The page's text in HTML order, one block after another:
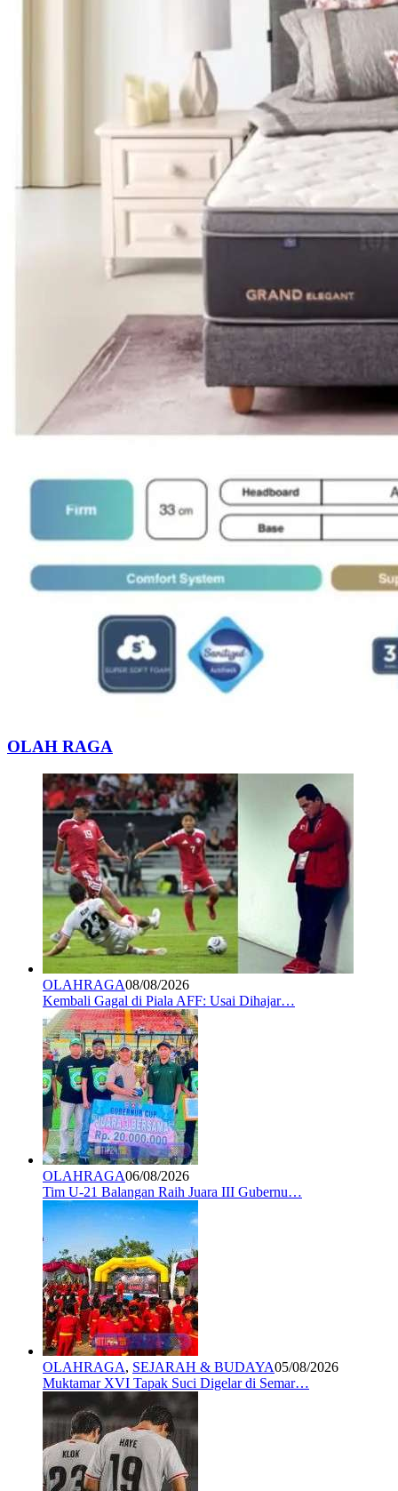
OLAH RAGA
OLAHRAGA08/08/2026
Kembali Gagal di Piala AFF: Usai Dihajar…
OLAHRAGA06/08/2026
Tim U-21 Balangan Raih Juara III Gubernu…
OLAHRAGA, SEJARAH & BUDAYA05/08/2026
Muktamar XVI Tapak Suci Digelar di Semar…